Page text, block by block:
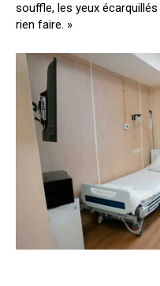
souffle, les yeux
rien faire. »